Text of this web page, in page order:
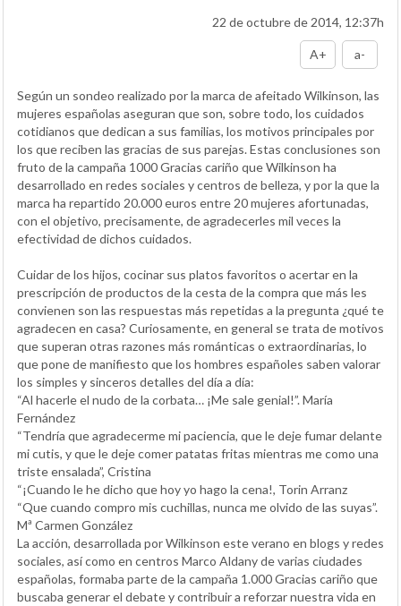
22 de octubre de 2014, 12:37h
A+ a-
Según un sondeo realizado por la marca de afeitado Wilkinson, las
mujeres españolas aseguran que son, sobre todo, los cuidados
cotidianos que dedican a sus familias, los motivos principales por
los que reciben las gracias de sus parejas. Estas conclusiones son
fruto de la campaña 1000 Gracias cariño que Wilkinson ha
desarrollado en redes sociales y centros de belleza, y por la que la
marca ha repartido 20.000 euros entre 20 mujeres afortunadas,
con el objetivo, precisamente, de agradecerles mil veces la
efectividad de dichos cuidados.
Cuidar de los hijos, cocinar sus platos favoritos o acertar en la
prescripción de productos de la cesta de la compra que más les
convienen son las respuestas más repetidas a la pregunta ¿qué te
agradecen en casa? Curiosamente, en general se trata de motivos
que superan otras razones más románticas o extraordinarias, lo
que pone de manifiesto que los hombres españoles saben valorar
los simples y sinceros detalles del día a día:
“Al hacerle el nudo de la corbata… ¡Me sale genial!”. María
Fernández
“Tendría que agradecerme mi paciencia, que le deje fumar delante
mi cutis, y que le deje comer patatas fritas mientras me como una
triste ensalada”, Cristina
“¡Cuando le he dicho que hoy yo hago la cena!, Torin Arranz
“Que cuando compro mis cuchillas, nunca me olvido de las suyas”.
Mª Carmen González
La acción, desarrollada por Wilkinson este verano en blogs y redes
sociales, así como en centros Marco Aldany de varias ciudades
españolas, formaba parte de la campaña 1.000 Gracias cariño que
buscaba generar el debate y contribuir a reforzar nuestra vida en